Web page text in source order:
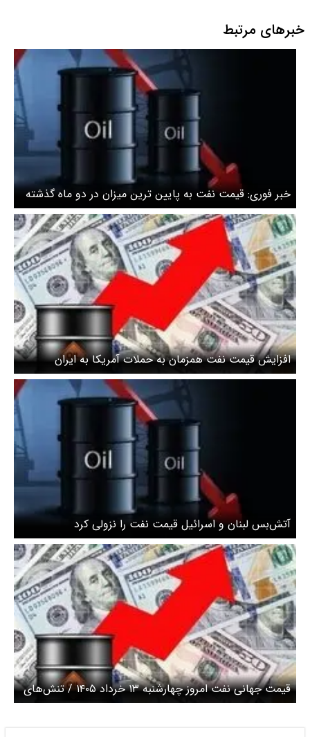
خبرهای مرتبط
خبر فوری: قیمت نفت به پایین ترین میزان در دو ماه گذشته
رسید
افزایش قیمت نفت همزمان به حملات آمریکا به ایران
آتش‌بس لبنان و اسرائیل قیمت نفت را نزولی کرد
قیمت جهانی نفت امروز چهارشنبه ۱۳ خرداد ۱۴۰۵ / تنش‌های
دیشب در خاورمیانه قیمت نفت را صعودی کرد